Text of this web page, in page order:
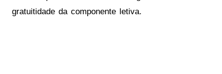
gratuitidade da componente letiva.